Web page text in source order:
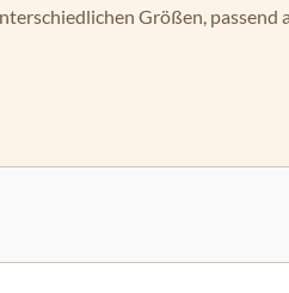
Größen, passend